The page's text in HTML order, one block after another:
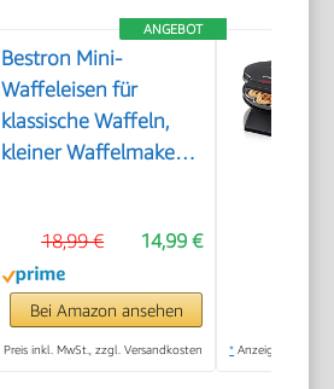
ANGEBOT
Bestron Mini-
Waffeleisen für
klassische Waffeln,
kleiner Waffelmaker
Kindergeburtstage,
Familienfeiern,
Ostern oder
14,99 €
18,99 €
Bei Amazon ansehen
Preis inkl. MwSt., zzgl. Versandkosten * Anzeige